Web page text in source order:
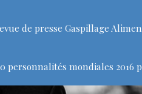
de presse Gaspillage
personnalités mondiales 2016